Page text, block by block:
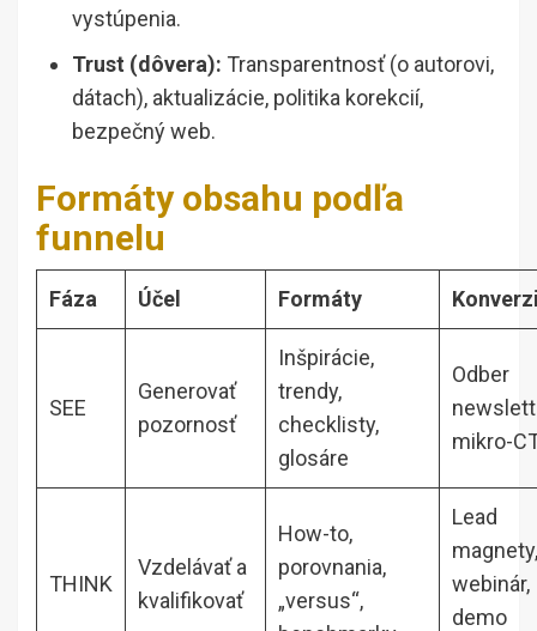
vystúpenia.
Trust (dôvera): Transparentnosť (o autorovi,
dátach), aktualizácie, politika korekcií,
bezpečný web.
Formáty obsahu podľa
funnelu
Fáza Účel Formáty
SEE
Generovať
pozornosť
Inšpirácie,
trendy,
checklisty,
glosáre
Odber
mikro-
THINK
Vzdelávať a
kvalifikovať
How-to,
porovnania,
„versus“,
Lead
magnety,
webinár,
demo